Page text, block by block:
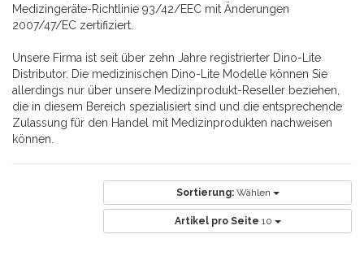
Medizingeräte-Richtlinie 93/42/EEC mit Änderungen
2007/47/EC zertifiziert.
Unsere Firma ist seit über zehn Jahre registrierter Dino-Lite
Distributor. Die medizinischen Dino-Lite Modelle können Sie
allerdings nur über unsere Medizinprodukt-Reseller beziehen,
die in diesem Bereich spezialisiert sind und die entsprechende
Zulassung für den Handel mit Medizinprodukten nachweisen
können.
Sortierung: Wählen
Artikel pro Seite 10